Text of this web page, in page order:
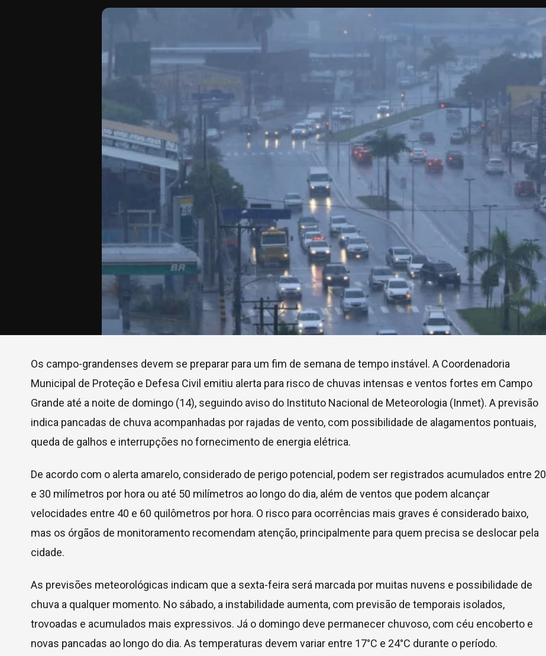
Os campo-grandenses devem se preparar para um fim de semana de tempo instável. A Coordenadoria
Municipal de Proteção e Defesa Civil emitiu alerta para risco de chuvas intensas e ventos fortes em Campo
Grande até a noite de domingo (14), seguindo aviso do Instituto Nacional de Meteorologia (Inmet). A previsão
indica pancadas de chuva acompanhadas por rajadas de vento, com possibilidade de alagamentos pontuais,
queda de galhos e interrupções no fornecimento de energia elétrica.
De acordo com o alerta amarelo, considerado de perigo potencial, podem ser registrados acumulados entre 20
e 30 milímetros por hora ou até 50 milímetros ao longo do dia, além de ventos que podem alcançar
velocidades entre 40 e 60 quilômetros por hora. O risco para ocorrências mais graves é considerado baixo,
mas os órgãos de monitoramento recomendam atenção, principalmente para quem precisa se deslocar pela
cidade.
As previsões meteorológicas indicam que a sexta-feira será marcada por muitas nuvens e possibilidade de
chuva a qualquer momento. No sábado, a instabilidade aumenta, com previsão de temporais isolados,
trovoadas e acumulados mais expressivos. Já o domingo deve permanecer chuvoso, com céu encoberto e
novas pancadas ao longo do dia. As temperaturas devem variar entre 17°C e 24°C durante o período.